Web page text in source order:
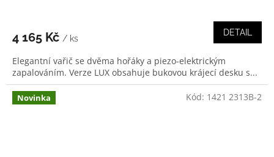
4 165 Kč / ks
DETAIL
Elegantní vařič se dvěma hořáky a piezo-elektrickým
zapalováním. Verze LUX obsahuje bukovou krájecí desku s...
Novinka Kód: 1421 2313B-2